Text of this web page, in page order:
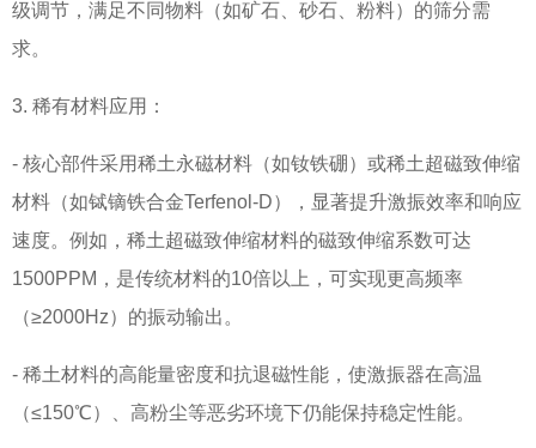
级调节，满足不同物料（如矿石、砂石、粉料）的筛分需
求。
3. 稀有材料应用：
- 核心部件采用稀土永磁材料（如钕铁硼）或稀土超磁致伸缩
材料（如铽镝铁合金Terfenol-D），显著提升激振效率和响应
速度。例如，稀土超磁致伸缩材料的磁致伸缩系数可达
1500PPM，是传统材料的10倍以上，可实现更高频率
（≥2000Hz）的振动输出。
- 稀土材料的高能量密度和抗退磁性能，使激振器在高温
（≤150℃）、高粉尘等恶劣环境下仍能保持稳定性能。